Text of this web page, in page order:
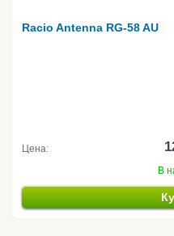
Racio Antenna RG-58 AU
Цена:
В